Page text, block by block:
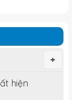
+
hiện